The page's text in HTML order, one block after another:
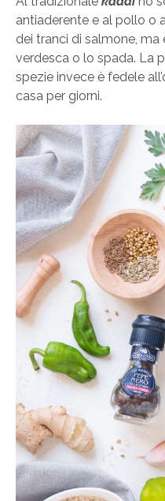
antiaderente e al pollo o
dei tranci di salmone,
verdesca o lo spada. La
spezie invece è fedele
casa per giorni.